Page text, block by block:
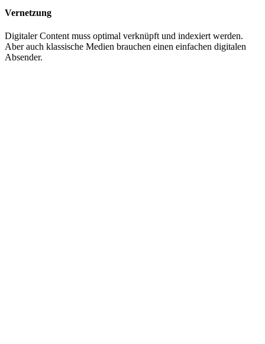
Vernetzung
Digitaler Content muss optimal verknüpft und indexiert werden.
Aber auch klassische Medien brauchen einen einfachen digitalen
Absender.